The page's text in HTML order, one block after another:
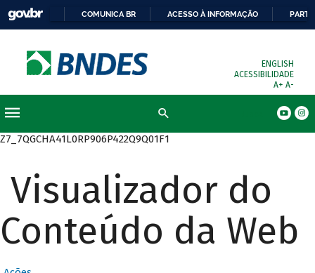
COMUNICA BR ACESSO À INFORMAÇÃO
ENGLISH
ACESSIBILIDADE
A+ A-
Z7_7QGCHA41L0RP906P422Q9Q01F1
Visualizador do
Conteúdo da Web